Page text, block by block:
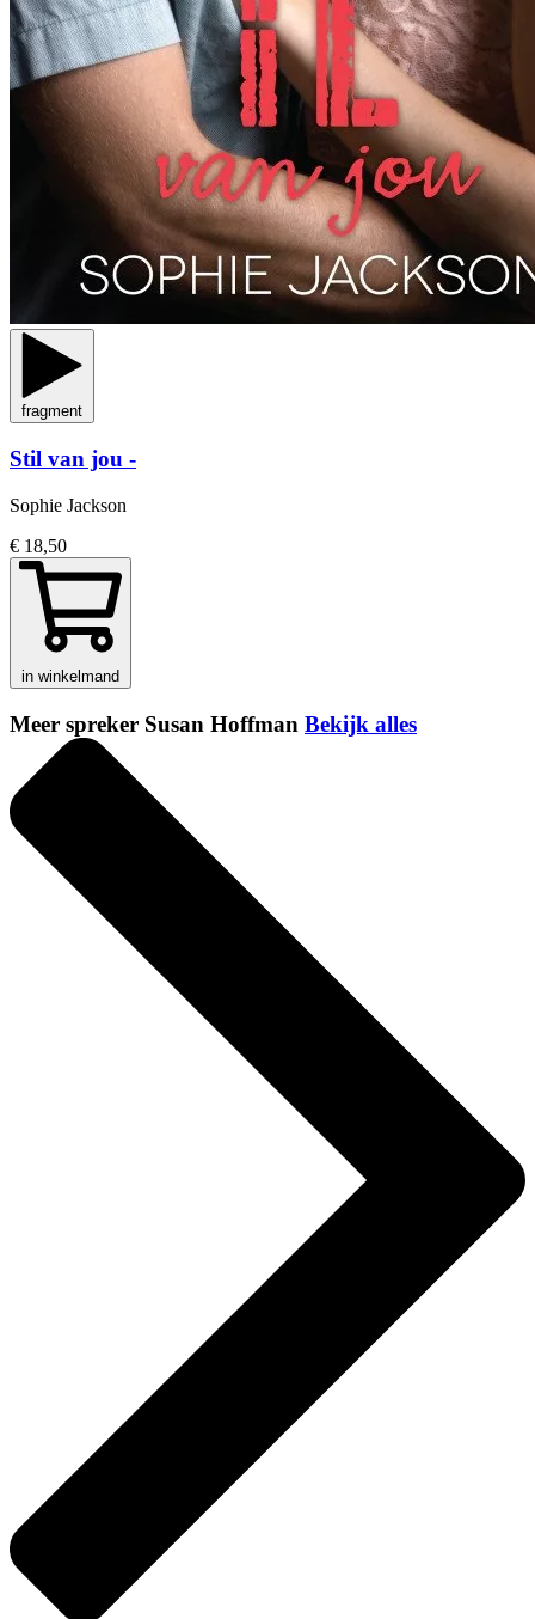
fragment
Stil van jou -
Sophie Jackson
€ 18,50
in winkelmand
Meer spreker Susan Hoffman Bekijk alles